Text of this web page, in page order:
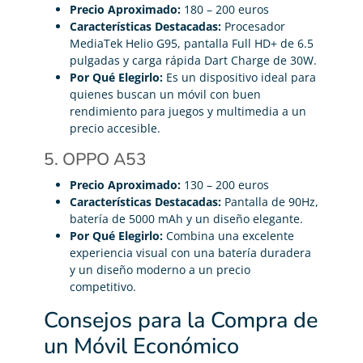
Precio Aproximado: 180 – 200 euros
Características Destacadas: Procesador
MediaTek Helio G95, pantalla Full HD+ de 6.5
pulgadas y carga rápida Dart Charge de 30W.
Por Qué Elegirlo: Es un dispositivo ideal para
quienes buscan un móvil con buen
rendimiento para juegos y multimedia a un
precio accesible.
5. OPPO A53
Precio Aproximado: 130 – 200 euros
Características Destacadas: Pantalla de 90Hz,
batería de 5000 mAh y un diseño elegante.
Por Qué Elegirlo: Combina una excelente
experiencia visual con una batería duradera
y un diseño moderno a un precio
competitivo.
Consejos para la Compra de
un Móvil Económico